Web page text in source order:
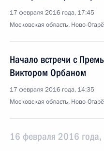
17 февраля 2016 года, 17:45
Московская область, Ново-
Начало встречи с
Виктором Орбаном
17 февраля 2016 года, 14:35
Московская область, Ново-
16 февраля 2016 года,